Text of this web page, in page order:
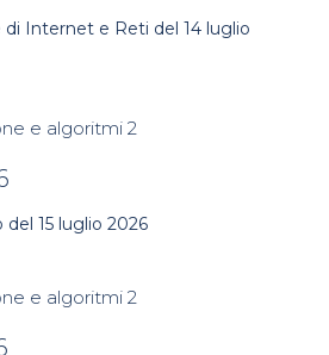
di Internet e Reti del 14 luglio
e algoritmi 2
del 15 luglio 2026
e algoritmi 2